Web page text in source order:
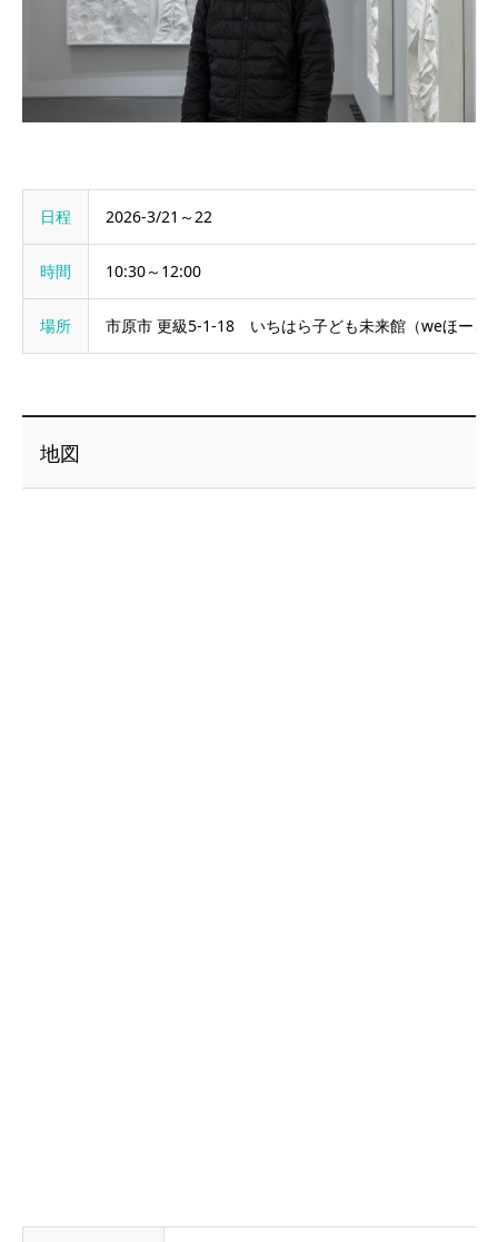
日程 2026-3/21～22
時間 10:30～12:00
場所 市原市 更級5-1-18 いちはら子ども未来館（weほーる
地図